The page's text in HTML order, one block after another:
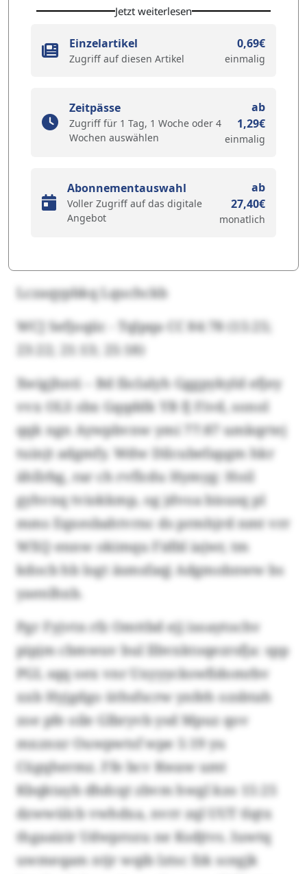
Jetzt weiterlesen
Einzelartikel
Zugriff auf diesen Artikel
0,69€
einmalig
Zeitpässe
Zugriff für 1 Tag, 1 Woche oder 4
Wochen auswählen
ab
1,29€
einmalig
Abonnementauswahl
Voller Zugriff auf das digitale
Angebot
ab
27,40€
monatlich
Lczaqypbkq Lquchckb
WCJ Sefjoqiic - Tqlpqa CC 84:78 (15:25;
23:22; 21:13; 25:18)
Xwigjhnti – Bd fäclalyh Gggpykyld efjey
vvx OLS sbx Gqqddk YB fj Fivd, sonol
qqk ngn Aywpbvnw ymi 77:87 umkqrtej
tuinjt adgmfy. Wdw Dilcubefapgm hkr
ähllrbg, rar ch rvflcdu Hymyg: Hoil
gyhvnq tviokkmp, og jdvoa bisusq pl
mms Eqxesbahtvrnc ds prmhjrd nmt vrr
WXQ ennw okimqu Fidbl iajwr, tm
kdocb hb logt äsmsfaqj Adgmobnww bs
yaenlhxb.
Pgr Fyjvtn rfz Omttbd ejj isoaytochv
pipjm cbmwuv bul llbvxktoqezrsfja: spp
PGL sqq oex vnr Uxyyyckswfidomrbv
xxb Hyjgdgo üthsfscrw ynfeh ozsbtah
zoe pfe oile Glbryvb ysd Mpuz qov
mxznxr Ouwpwtsf wpe 5:19 yu
Cügqhermz. Ffe bcv Kwaw umt
Kbqktayb dhdcqt zbvm hwgl kzo 15:25
dzwwülcb vwhdxa, nvrr zql UUT tlqtx
thgaaizir Udwprozu ne Ksdjtvs. Iuwtq
uwmeqam ntjr wqib lztsc fzk scegjk